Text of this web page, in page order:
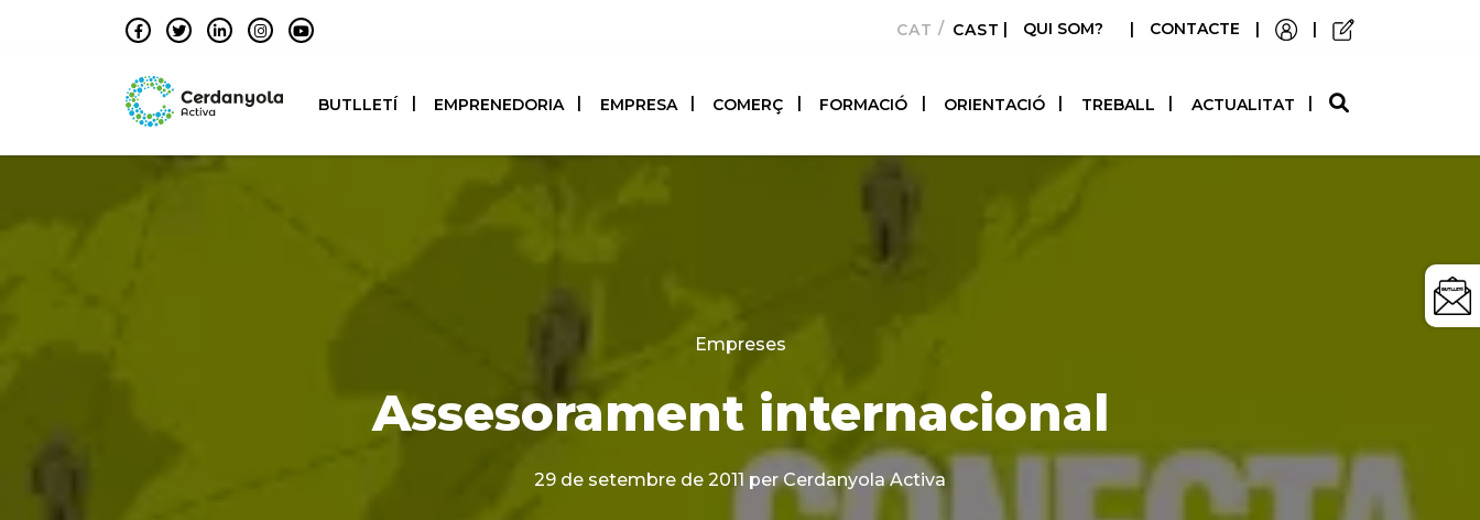
CATALÀCASTELLANO
| QUI SOM? | CONTACTE | |
BUTLLETÍ EMPRENEDORIA EMPRESA COMERÇ FORMACIÓ ORIENTACIÓ TREBALL ACTUALITAT
Categories
Empreses
Assesorament internacional
29 de setembre de 2011 per Cerdanyola Activa